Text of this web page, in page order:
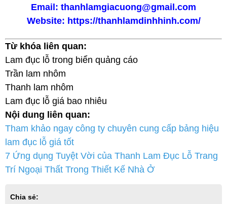
Email: thanhlamgiacuong@gmail.com
Website: https://thanhlamdinhhinh.com/
Từ khóa liên quan:
Lam đục lỗ trong biển quảng cáo
Trần lam nhôm
Thanh lam nhôm
Lam đục lỗ giá bao nhiêu
Nội dung liên quan:
Tham khảo ngay công ty chuyên cung cấp bảng hiệu
lam đục lỗ giá tốt
7 Ứng dụng Tuyệt Vời của Thanh Lam Đục Lỗ Trang
Trí Ngoại Thất Trong Thiết Kế Nhà Ở
Chia sẻ: